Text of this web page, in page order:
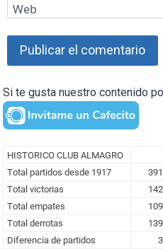
Web
Si te gusta nuestro contenido